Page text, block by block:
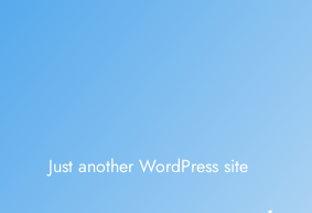
Just another WordPress site